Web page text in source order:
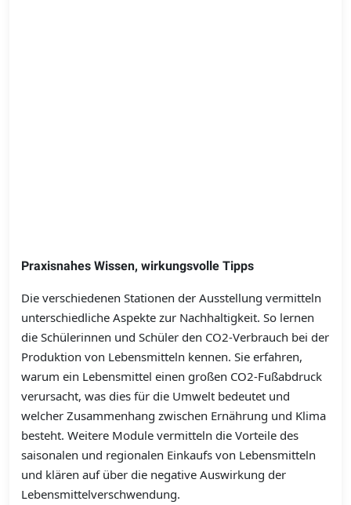
Praxisnahes Wissen, wirkungsvolle Tipps
Die verschiedenen Stationen der Ausstellung vermitteln
unterschiedliche Aspekte zur Nachhaltigkeit. So lernen
die Schülerinnen und Schüler den CO2-Verbrauch bei der
Produktion von Lebensmitteln kennen. Sie erfahren,
warum ein Lebensmittel einen großen CO2-Fußabdruck
verursacht, was dies für die Umwelt bedeutet und
welcher Zusammenhang zwischen Ernährung und Klima
besteht. Weitere Module vermitteln die Vorteile des
saisonalen und regionalen Einkaufs von Lebensmitteln
und klären auf über die negative Auswirkung der
Lebensmittelverschwendung.